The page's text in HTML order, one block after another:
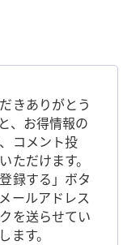
きありがとう
、お得情報の
コメント投
ただけます。
録する」ボタ
ールアドレス
を送らせてい
す。